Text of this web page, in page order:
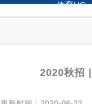
体育HG
2020秋招